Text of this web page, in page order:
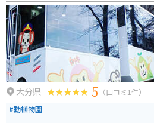
から、観光の拠点としても便利です。臼杵石
なので、歴史好きの方にもおすすめです。
大分県 5 （口コミ1件）
#動植物園